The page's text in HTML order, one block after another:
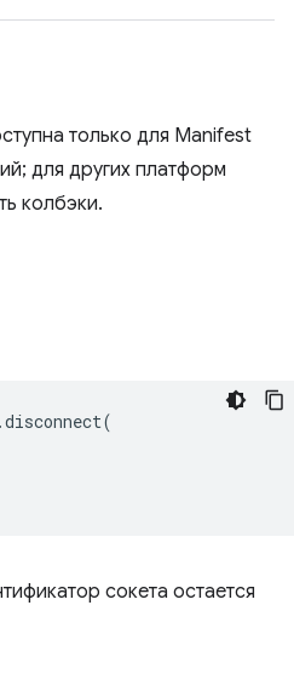
только для Manifest
для других платформ
колбэки.
.disconnect(
сокета остается